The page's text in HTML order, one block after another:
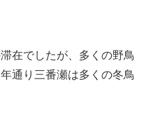
在でしたが、多くの野鳥
通り三番瀬は多くの冬鳥